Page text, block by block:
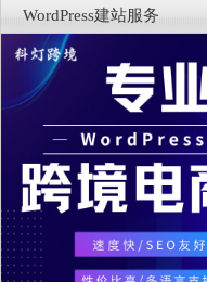
WordPress建站服务